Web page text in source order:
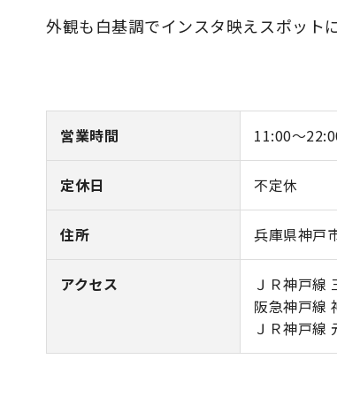
外観も白基調でインスタ映えスポット
営業時間 11:00～
定休日 不定休
住所 兵庫県神戸
アクセス
ＪＲ神戸線
阪急神戸線
ＪＲ神戸線